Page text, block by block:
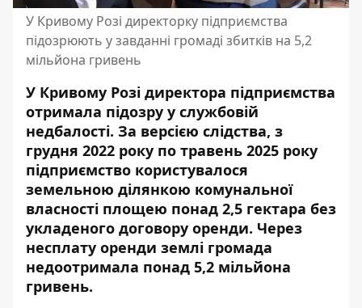
У Кривому Розі директорку підприємства
підозрюють у завданні громаді збитків на 5,2
мільйона гривень
У Кривому Розі директора підприємства
отримала підозру у службовій
недбалості. За версією слідства, з
грудня 2022 року по травень 2025 року
підприємство користувалося
земельною ділянкою комунальної
власності площею понад 2,5 гектара без
укладеного договору оренди. Через
несплату оренди землі громада
недоотримала понад 5,2 мільйона
гривень.